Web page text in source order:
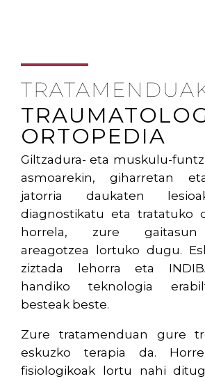
ORTOPEDIA
Giltzadura- eta muskulu-
asmoarekin, giharretan
jatorria daukaten
diagnostikatu eta tratatuko
horrela, zure gaitasun
areagotzea lortuko dugu.
ziztada lehorra eta
handiko teknologia
besteak beste.
Zure tratamenduan gure
eskuzko terapia da.
fisiologikoak lortu nahi